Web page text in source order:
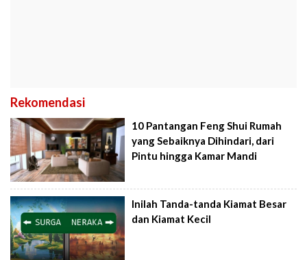
Rekomendasi
10 Pantangan Feng Shui Rumah
yang Sebaiknya Dihindari, dari
Pintu hingga Kamar Mandi
Inilah Tanda-tanda Kiamat Besar
dan Kiamat Kecil